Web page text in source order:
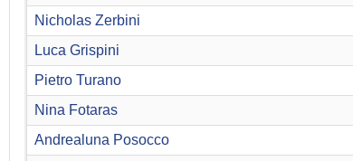
Nicholas Zerbini
Luca Grispini
Pietro Turano
Nina Fotaras
Andrealuna Posocco